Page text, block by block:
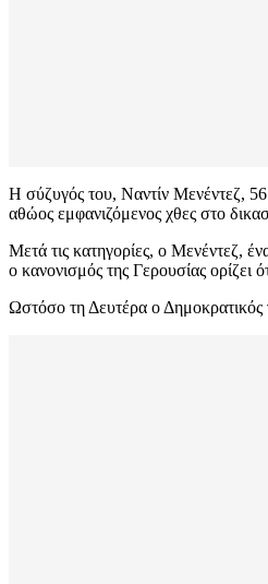
Η σύζυγός του, Ναντίν Μενέντεζ,
αθώος εμφανιζόμενος χθες στο
Μετά τις κατηγορίες, ο Μενέντεζ,
ο κανονισμός της Γερουσίας ορίζει
Ωστόσο τη Δευτέρα ο Δημοκρατικός